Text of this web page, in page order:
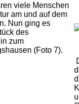
viele Menschen
am und auf dem
Nun ging es
des
zum
(Foto 7).